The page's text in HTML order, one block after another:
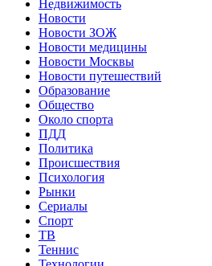
Недвижимость
Новости
Новости ЗОЖ
Новости медицины
Новости Москвы
Новости путешествий
Образование
Общество
Около спорта
ПДД
Политика
Происшествия
Психология
Рынки
Сериалы
Спорт
ТВ
Теннис